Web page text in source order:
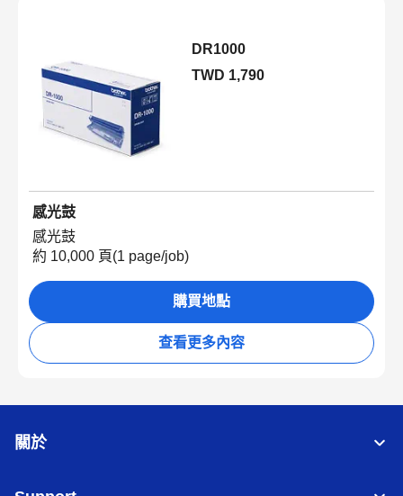
DR1000
TWD 1,790
感光鼓
感光鼓
約 10,000 頁(1 page/job)
購買地點
查看更多內容
關於